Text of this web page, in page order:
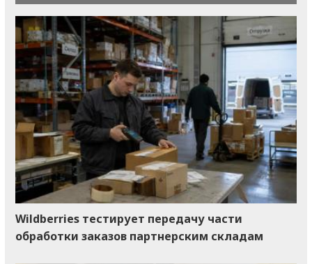
Wildberries тестирует передачу части
обработки заказов партнерским складам